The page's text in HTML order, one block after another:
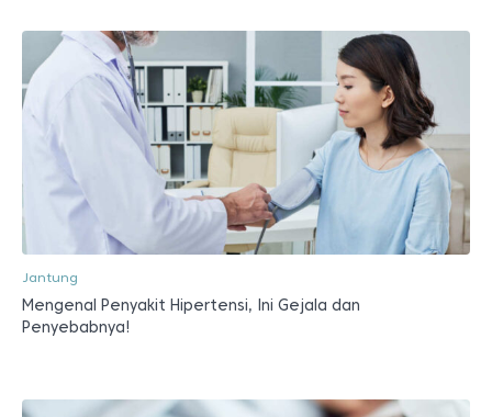
Jantung
Mengenal Penyakit Hipertensi, Ini Gejala dan
Penyebabnya!